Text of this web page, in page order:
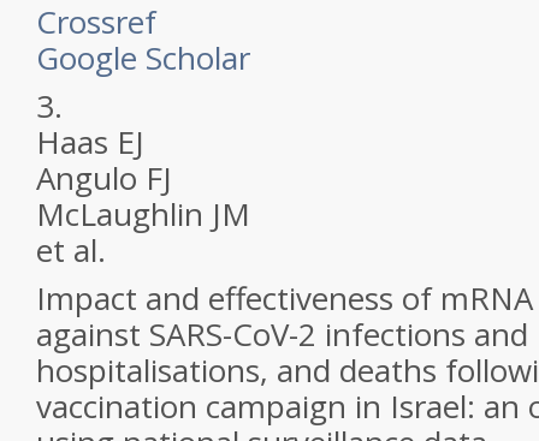
Crossref
Google Scholar
3.
Haas EJ
Angulo FJ
McLaughlin JM
et al.
Impact and effectiveness of
against SARS-CoV-2 infections
hospitalisations, and deaths
vaccination campaign in Israel: an